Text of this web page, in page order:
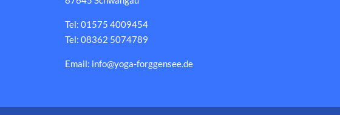
Tel: 01575 4009454
Tel: 08362 5074789
Email: info@yoga-forggensee.de